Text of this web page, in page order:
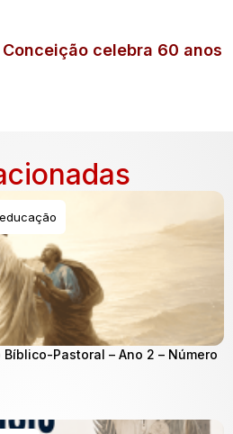
celebra 60 anos
Bíblico-Pastoral – Ano 2 – Número